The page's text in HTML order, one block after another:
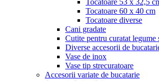
Tocatoare 53 x 32,5
Tocatoare 60 x 40 cm
Tocatoare diverse
Cani gradate
Cutite pentru curatat legume
Diverse accesorii de
Vase de inox
Vase tip strecuratoare
Accesorii variate de bucatarie